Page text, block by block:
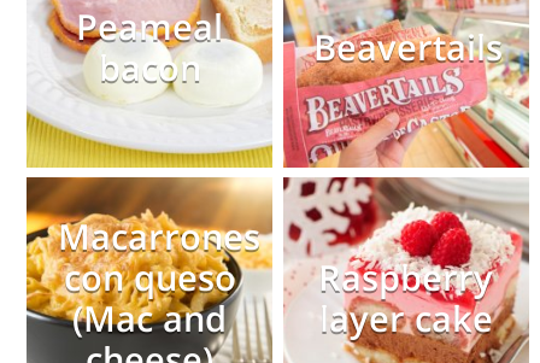
Peameal
bacon
Beavertails
Macarrones
con queso
(Mac and
Raspberry
layer cake